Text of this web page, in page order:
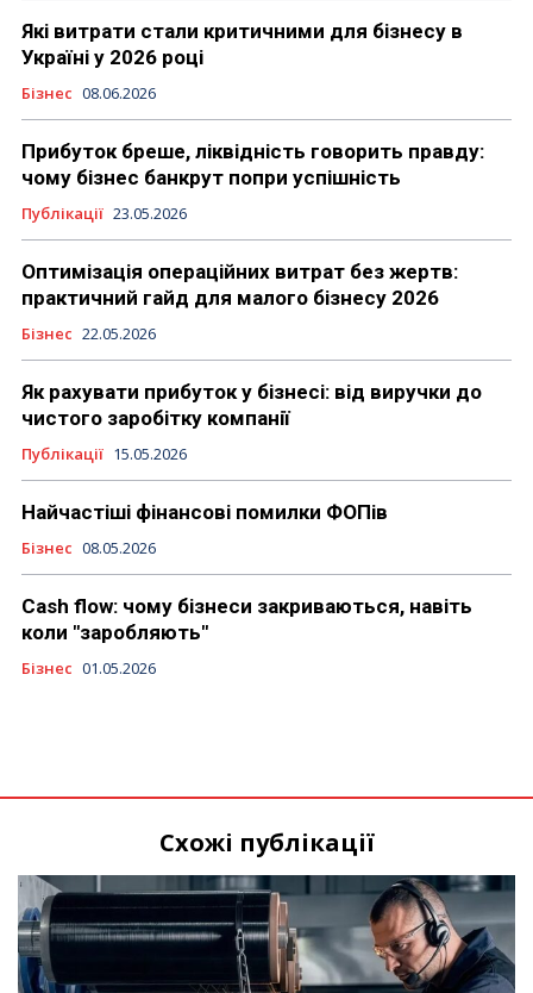
Які витрати стали критичними для бізнесу в
Україні у 2026 році
Бізнес 08.06.2026
Прибуток бреше, ліквідність говорить правду:
чому бізнес банкрут попри успішність
Публікації 23.05.2026
Оптимізація операційних витрат без жертв:
практичний гайд для малого бізнесу 2026
Бізнес 22.05.2026
Як рахувати прибуток у бізнесі: від виручки до
чистого заробітку компанії
Публікації 15.05.2026
Найчастіші фінансові помилки ФОПів
Бізнес 08.05.2026
Cash flow: чому бізнеси закриваються, навіть
коли "заробляють"
Бізнес 01.05.2026
Схожі публікації